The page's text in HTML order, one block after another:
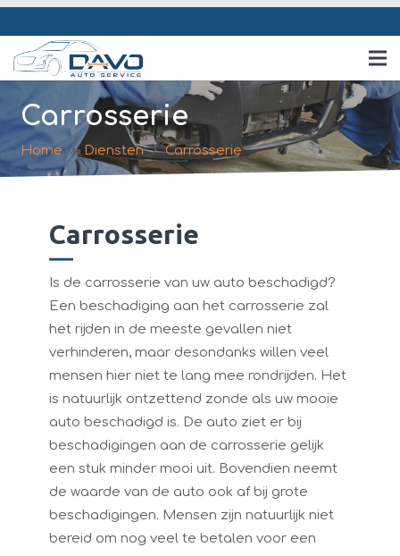
Carrosserie
Home Diensten Carrosserie
Carrosserie
Is de carrosserie van uw auto beschadigd?
Een beschadiging aan het carrosserie zal
het rijden in de meeste gevallen niet
verhinderen, maar desondanks willen veel
mensen hier niet te lang mee rondrijden. Het
is natuurlijk ontzettend zonde als uw mooie
auto beschadigd is. De auto ziet er bij
beschadigingen aan de carrosserie gelijk
een stuk minder mooi uit. Bovendien neemt
de waarde van de auto ook af bij grote
beschadigingen. Mensen zijn natuurlijk niet
bereid om nog veel te betalen voor een